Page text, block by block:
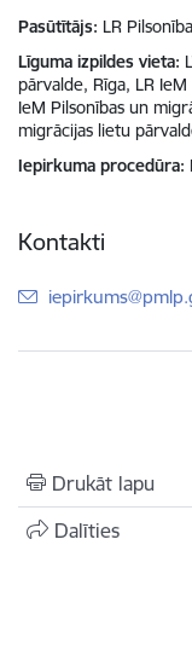
Pasūtītājs LR
Līguma izpildes vieta
pārvalde, Rīga, LR
IeM Pilsonības un
migrācijas lietu
Iepirkuma procedūra
Kontakti
E-pasts:
Drukāt lapu
Dalīties